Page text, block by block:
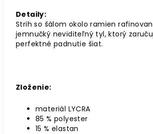
Detaily:
Strih so šálom okolo ramien
jemnučký neviditeľný tyl, ktorý
perfektné padnutie šiat.
Zloženie:
materiál LYCRA
85 % polyester
15 % elastan